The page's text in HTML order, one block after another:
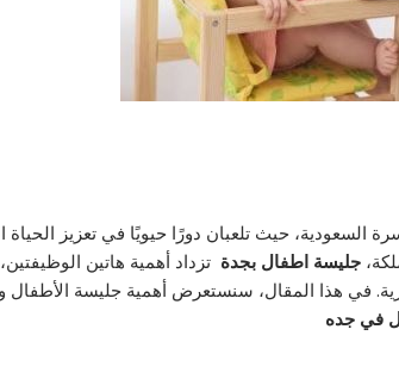
السعودية، حيث تلعبان دورًا حيويًا في تعزيز الحياة
جليسة اطفال بجدة تزداد أهمية هاتين
في هذا المقال، سنستعرض أهمية جليسة الأطفال
في جده